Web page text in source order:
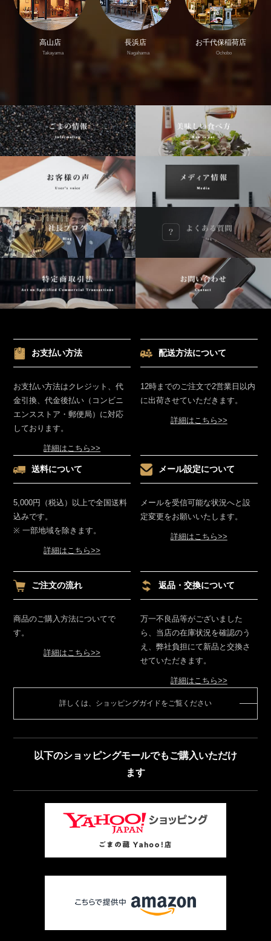
高山店
Takayama
長浜店
Nagahama
お千代保稲荷店
Ochobo
お支払い方法
お支払い方法はクレジット、代
金引換、代金後払い（コンビニ
エンスストア・郵便局）に対応
しております。
詳細はこちら>>
配送方法について
12時までのご注文で2営業日以内
に出荷させていただきます。
詳細はこちら>>
送料について
5,000円（税込）以上で全国送料
込みです。
※ 一部地域を除きます。
詳細はこちら>>
メール設定について
メールを受信可能な状況へと設
定変更をお願いいたします。
詳細はこちら>>
ご注文の流れ
商品のご購入方法についてで
す。
詳細はこちら>>
返品・交換について
万一不良品等がございました
ら、当店の在庫状況を確認のう
え、弊社負担にて新品と交換さ
せていただきます。
詳細はこちら>>
詳しくは、ショッピングガイドをご覧ください
以下のショッピングモールでもご購入いただけ
ます